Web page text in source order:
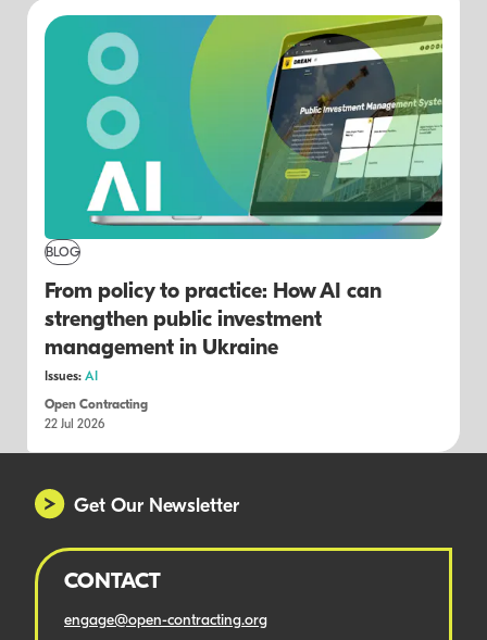
BLOG
From policy to practice: How AI can
strengthen public investment
management in Ukraine
Issues: AI
Open Contracting
22 Jul 2026
Get Our Newsletter
CONTACT
engage@open-contracting.org